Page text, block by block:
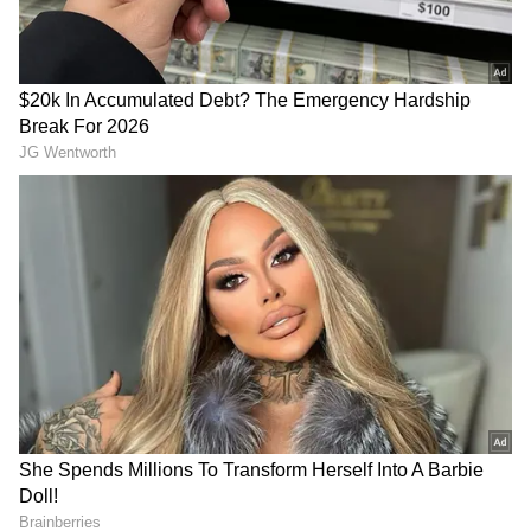
ఈ క్రమంలో అటు స్వప్న, ఇటు అదితి తమ లవర్స్ ని
దక్కించుకునేందుకు చాలా ప్రయత్నాలు చేస్తారు. వాళ్లు
DOWNLOAD APP